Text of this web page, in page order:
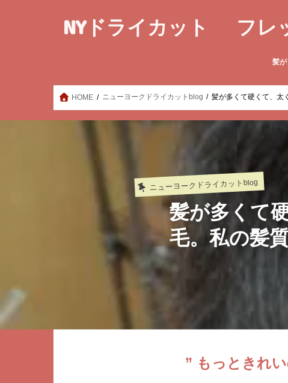
NYドライカット フレ
髪
HOME ニューヨークドライカットblog 髪が多くて硬くて、太
ニューヨークドライカットblog
髪が多くて
毛。私の髪
” もっときれ